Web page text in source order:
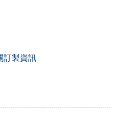
訂製資訊